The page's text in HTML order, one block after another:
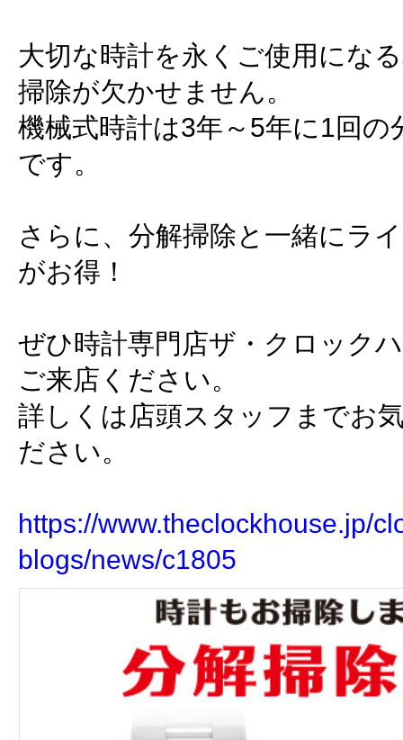
大切な時計を永くご使用にな
掃除が欠かせません。
機械式時計は3年～5年に1回の
です。
さらに、分解掃除と一緒にラ
がお得！
ぜひ時計専門店ザ・クロック
ご来店ください。
詳しくは店頭スタッフまでお
ださい。
https://www.theclockhouse.jp/
blogs/news/c1805